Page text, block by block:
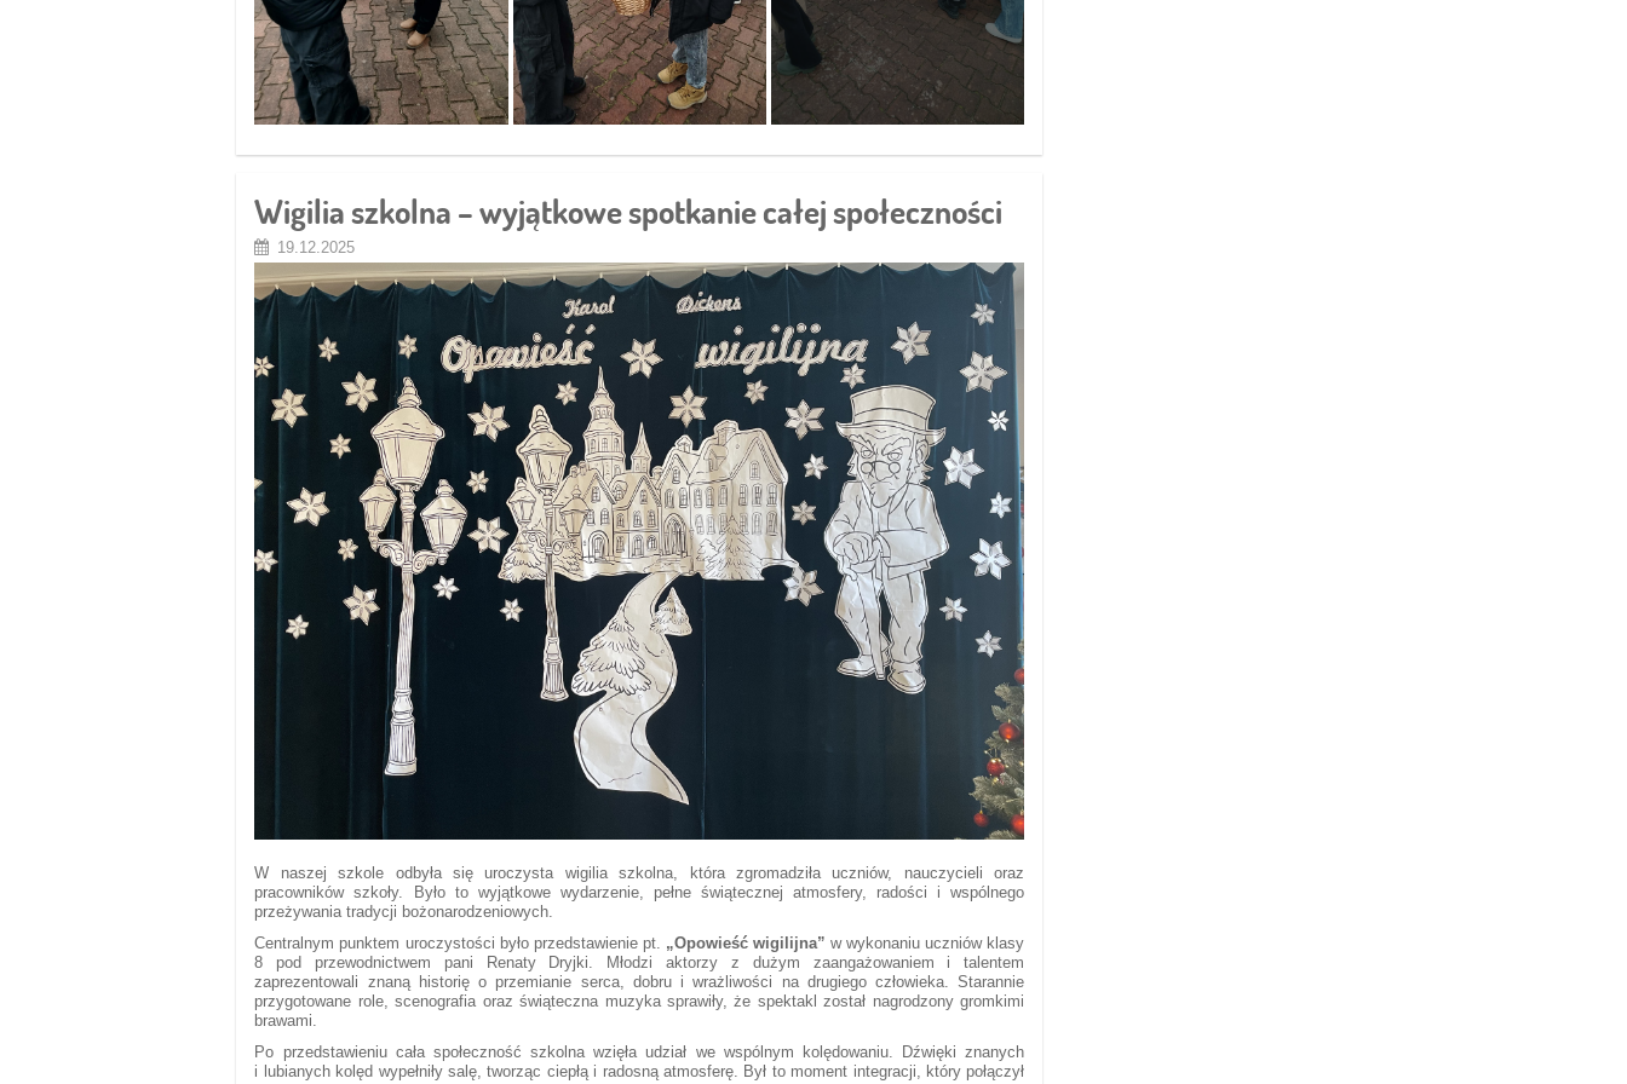
Wigilia szkolna – wyjątkowe spotkanie całej społeczności
19.12.2025
W naszej szkole odbyła się uroczysta wigilia szkolna, która zgromadziła uczniów, nauczycieli oraz
pracowników szkoły. Było to wyjątkowe wydarzenie, pełne świątecznej atmosfery, radości i wspólnego
przeżywania tradycji bożonarodzeniowych.
Centralnym punktem uroczystości było przedstawienie pt. „Opowieść wigilijna” w wykonaniu uczniów klasy
8 pod przewodnictwem pani Renaty Dryjki. Młodzi aktorzy z dużym zaangażowaniem i talentem
zaprezentowali znaną historię o przemianie serca, dobru i wrażliwości na drugiego człowieka. Starannie
przygotowane role, scenografia oraz świąteczna muzyka sprawiły, że spektakl został nagrodzony gromkimi
brawami.
Po przedstawieniu cała społeczność szkolna wzięła udział we wspólnym kolędowaniu. Dźwięki znanych
i lubianych kolęd wypełniły salę, tworząc ciepłą i radosną atmosferę. Był to moment integracji, który połączył